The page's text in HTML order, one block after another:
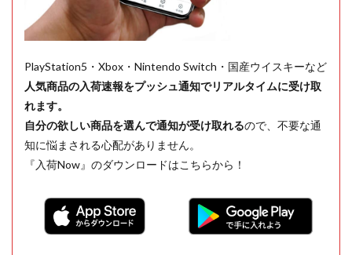
PlayStation5・Xbox・Nintendo Switch・国産ウイスキーなど
人気商品の入荷速報をプッシュ通知でリアルタイムに受け取
れます。
自分の欲しい商品を選んで通知が受け取れるので、不要な通
知に悩まされる心配がありません。
『入荷Now』のダウンロードはこちらから！